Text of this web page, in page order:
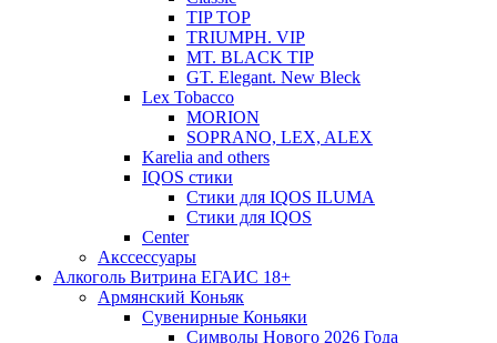
TIP TOP
TRIUMPH. VIP
MT. BLACK TIP
GT. Elegant. New Bleck
Lex Tobacco
MORION
SOPRANO, LEX, ALEX
Karelia and others
IQOS стики
Стики для IQOS ILUMA
Стики для IQOS
Сenter
Акссессуары
Алкоголь Витрина ЕГАИС 18+
Армянский Коньяк
Сувенирные Коньяки
Символы Нового 2026 Года